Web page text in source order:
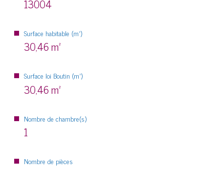
13004
Surface habitable (m²)
30,46 m²
Surface loi Boutin (m²)
30,46 m²
Nombre de chambre(s)
1
Nombre de pièces